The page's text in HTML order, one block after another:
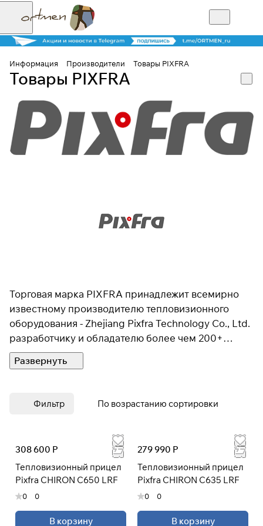
Информация Производители Товары PIXFRA
Товары PIXFRA
Торговая марка PIXFRA принадлежит всемирно
известному производителю тепловизионного
оборудования - Zhejiang Pixfra Technology Co., Ltd.
разработчику и обладателю более чем 200+
патентов в области тепловидения. PIXFRA — это
воплощение инновационного подхода в области
гордостью демонстрирует мощь и точность своих
монокуляры, прицелы и модули, способные
удовлетворить даже самых требовательных
пользователей
Секрет успеха PIXFRA кроется в использовании
передовых технологий, таких как
Фильтр По возрастанию сортировки
308 600 Р
Тепловизионный прицел
Pixfra CHIRON C650 LRF
0 0
В корзину
279 990 Р
Тепловизионный прицел
Pixfra CHIRON C635 LRF
0 0
В корзину